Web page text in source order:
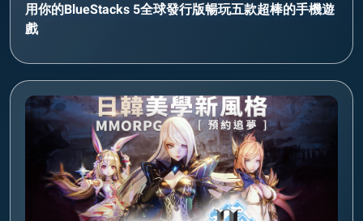
用你的BlueStacks 5全球發行版暢玩五款超棒的手機遊
戲